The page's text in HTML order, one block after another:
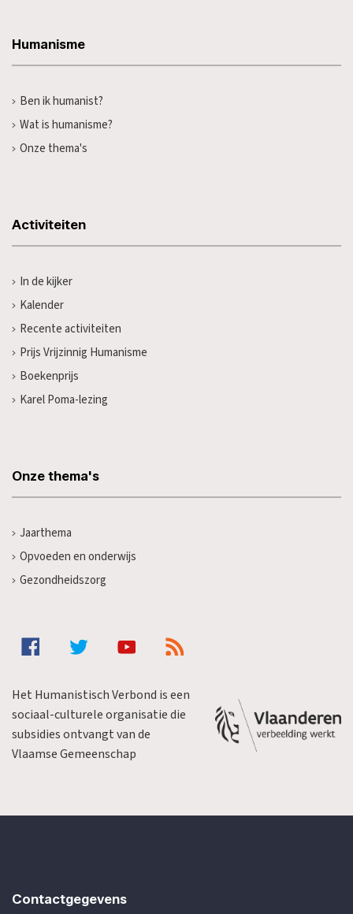
Humanisme
Ben ik humanist?
Wat is humanisme?
Onze thema's
Activiteiten
In de kijker
Kalender
Recente activiteiten
Prijs Vrijzinnig Humanisme
Boekenprijs
Karel Poma-lezing
Onze thema's
Jaarthema
Opvoeden en onderwijs
Gezondheidszorg
Het Humanistisch Verbond is een
sociaal-culturele organisatie die
subsidies ontvangt van de
Vlaamse Gemeenschap
Contactgegevens